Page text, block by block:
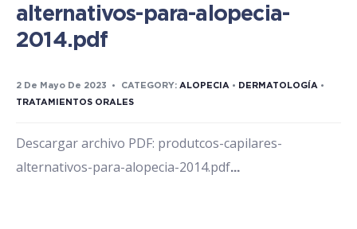
alternativos-para-alopecia-
2014.pdf
2 De Mayo De 2023 • CATEGORY: ALOPECIA • DERMATOLOGÍA •
TRATAMIENTOS ORALES
Descargar archivo PDF: produtcos-capilares-
alternativos-para-alopecia-2014.pdf...